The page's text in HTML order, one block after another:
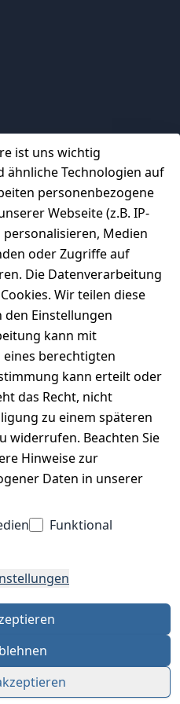
ist uns wichtig
ähnliche Technologien auf
personenbezogene
Webseite (z.B. IP-
personalisieren, Medien
oder Zugriffe auf
Die Datenverarbeitung
Wir teilen diese
Einstellungen
kann mit
berechtigten
kann erteilt oder
das Recht, nicht
zu einem späteren
widerrufen. Beachten Sie
Hinweise zur
Daten in unserer
Funktional